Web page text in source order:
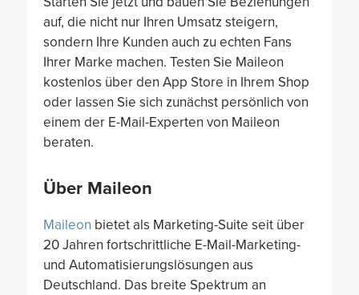
auf, die nicht nur Ihren Umsatz steigern,
sondern Ihre Kunden auch zu echten Fans
Ihrer Marke machen. Testen Sie Maileon
kostenlos über den App Store in Ihrem Shop
oder lassen Sie sich zunächst persönlich von
einem der E-Mail-Experten von Maileon
beraten.
Über Maileon
Maileon bietet als Marketing-Suite seit über
20 Jahren fortschrittliche E-Mail-Marketing-
und Automatisierungslösungen aus
Deutschland. Das breite Spektrum an